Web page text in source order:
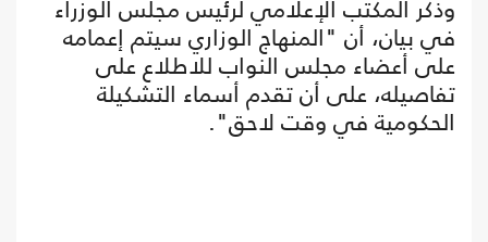
وذكر المكتب الإعلامي لرئيس مجلس الوزراء
في بيان، أن "المنهاج الوزاري سيتم إعمامه
على أعضاء مجلس النواب للاطلاع على
تفاصيله، على أن تقدم أسماء التشكيلة
الحكومية في وقت لاحق".